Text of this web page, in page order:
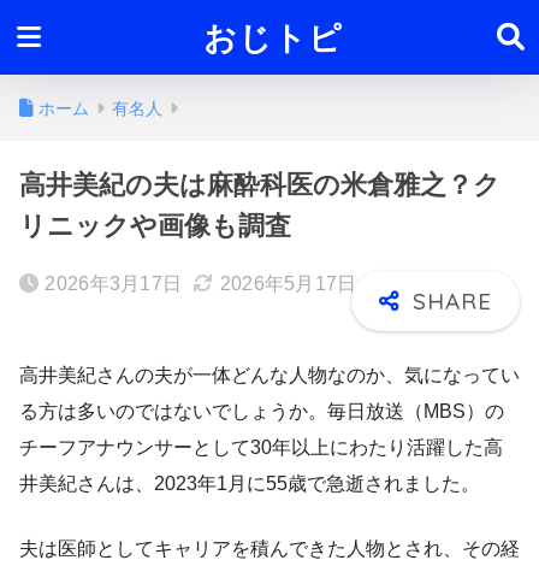
おじトピ
ホーム 有名人
高井美紀の夫は麻酔科医の米倉雅之？ク
リニックや画像も調査
2026年3月17日 2026年5月17日
高井美紀さんの夫が一体どんな人物なのか、気になってい
る方は多いのではないでしょうか。毎日放送（MBS）の
チーフアナウンサーとして30年以上にわたり活躍した高
井美紀さんは、2023年1月に55歳で急逝されました。
夫は医師としてキャリアを積んできた人物とされ、その経